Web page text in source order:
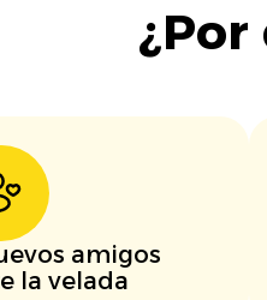
¿Por
amigos
la velada